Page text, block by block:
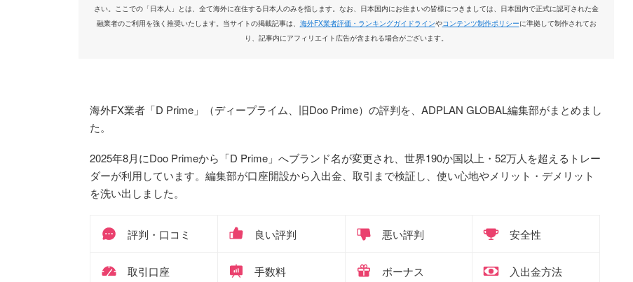
さい。ここでの「日本人」とは、全て海外に在住する日本人のみを指します。なお、日本国内にお住まいの皆様につきましては、日本国内で正式に認可された金
融業者のご利用を強く推奨いたします。当サイトの掲載記事は、 海外FX業者評価・ランキングガイドラインやコンテンツ制作ポリシーに準拠して制作されてお
り、記事内にアフィリエイト広告が含まれる場合がございます。
海外FX業者「D Prime」（ディープライム、旧Doo Prime）の評判を、ADPLAN GLOBAL編集部がまとめまし
た。
2025年8月にDoo Primeから「D Prime」へブランド名が変更され、世界190か国以上・52万人を超えるトレー
ダーが利用しています。編集部が口座開設から入出金、取引まで検証し、使い心地やメリット・デメリット
を洗い出しました。
評判・口コミ 良い評判 悪い評判 安全性
取引口座 手数料 ボーナス 入出金方法